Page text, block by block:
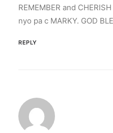
REMEMBER and
nyo pa c MARKY. GOD
REPLY